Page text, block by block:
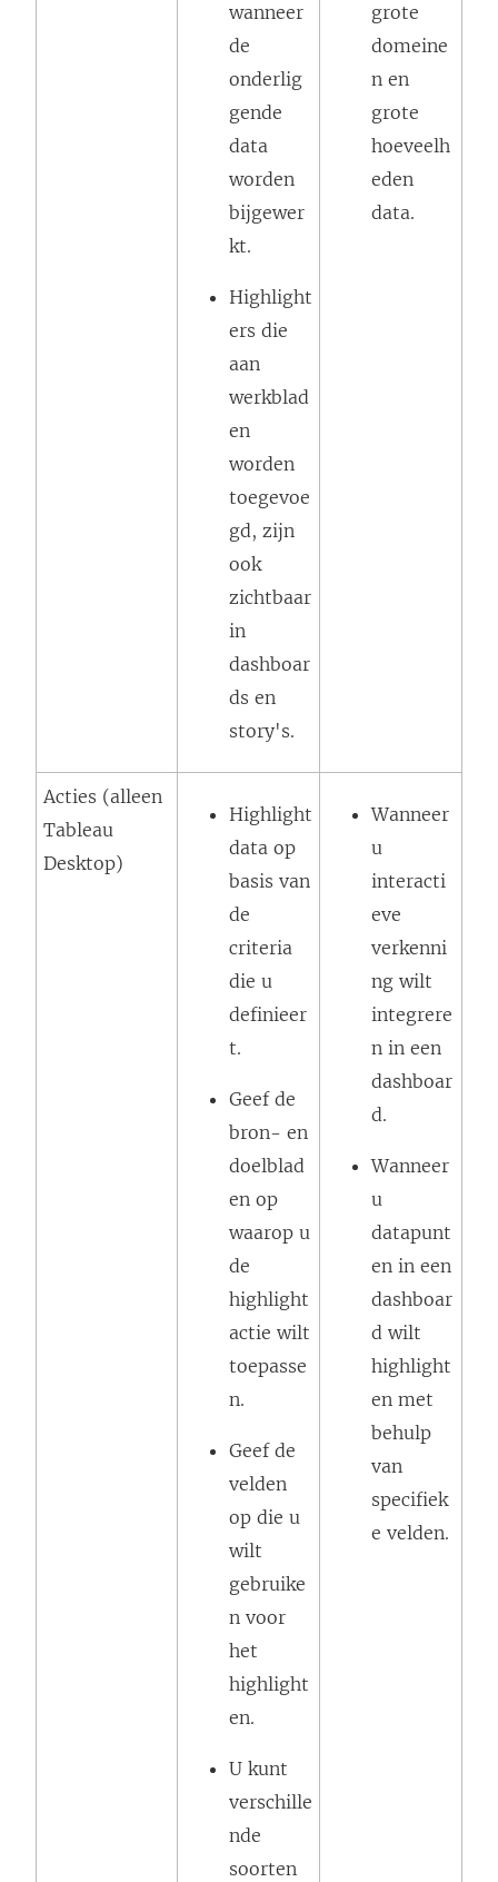
wanneer
de
onderlig
gende
data
worden
bijgewer
kt.
Highlight
ers die
aan
werkblad
en
worden
toegevoe
gd, zijn
ook
zichtbaar
in
dashboar
ds en
story's.
grote
domeine
n en
grote
hoeveelh
eden
data.
Acties (alleen
Tableau
Desktop)
Highlight
data op
basis van
de
criteria
die u
definieer
t.
Geef de
bron- en
doelblad
en op
waarop u
de
highlight
actie wilt
toepasse
n.
Geef de
velden
op die u
wilt
gebruike
n voor
het
highlight
en.
U kunt
verschille
nde
soorten
Wanneer
u
interacti
eve
verkenni
ng wilt
integrere
n in een
dashboar
d.
Wanneer
u
datapunt
en in een
dashboar
d wilt
highlight
en met
behulp
van
specifiek
e velden.